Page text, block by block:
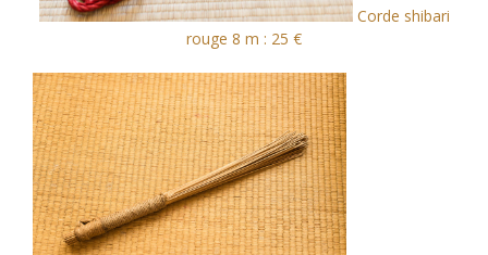
Corde shibari
rouge 8 m : 25 €